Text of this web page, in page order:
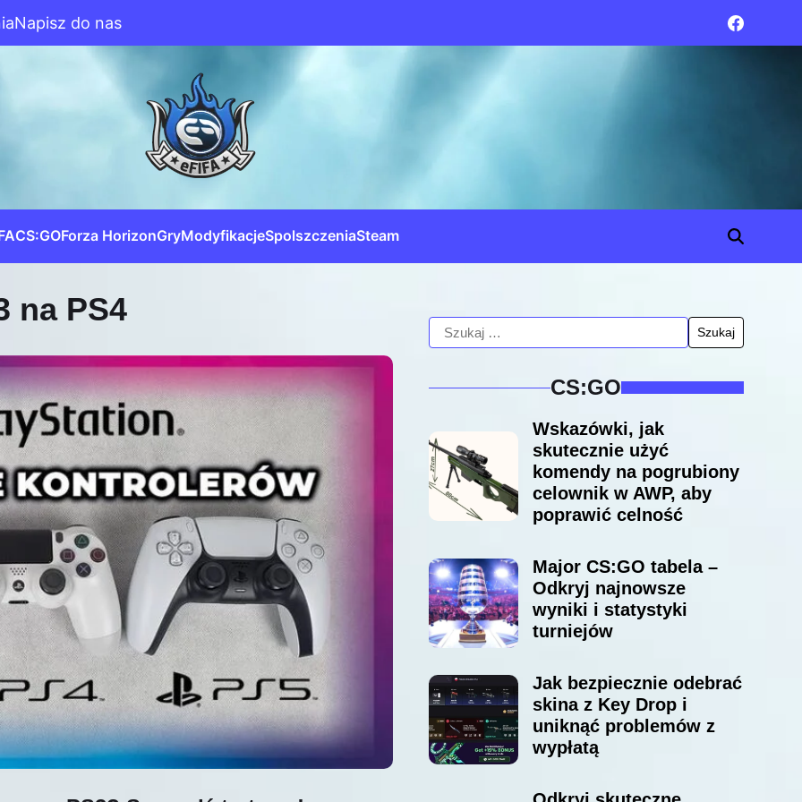
Napisz do nas
CS:GOForza HorizonGryModyfikacjeSpolszczeniaSteam
na PS4
CS:GO
Wskazówki, jak
skutecznie użyć
komendy na pogrubiony
celownik w AWP, aby
poprawić celność
Major CS:GO tabela –
Odkryj najnowsze
wyniki i statystyki
turniejów
Jak bezpiecznie odebrać
skina z Key Drop i
uniknąć problemów z
wypłatą